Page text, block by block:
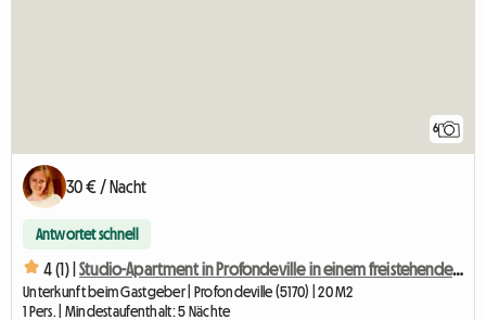
6
30 € / Nacht
Antwortet schnell
4 (1) | Studio-Apartment in Profondeville in einem freistehenden Haus
Unterkunft beim Gastgeber | Profondeville (5170) | 20 M2
1 Pers. | Mindestaufenthalt: 5 Nächte